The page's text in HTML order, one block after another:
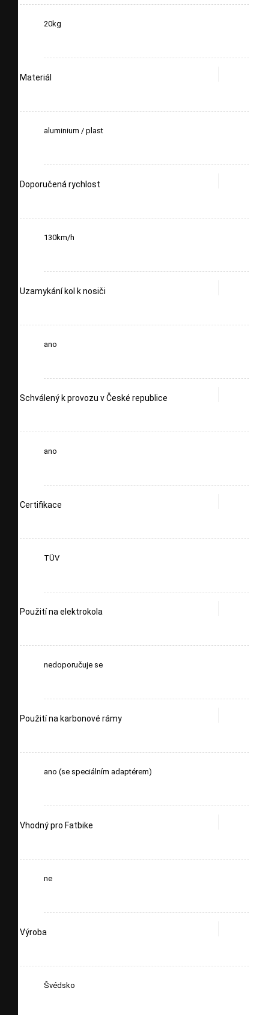
20kg
Materiál
aluminium / plast
Doporučená rychlost
130km/h
Uzamykání kol k nosiči
ano
Schválený k provozu v České republice
ano
Certifikace
TÜV
Použití na elektrokola
nedoporučuje se
Použití na karbonové rámy
ano (se speciálním adaptérem)
Vhodný pro Fatbike
ne
Výroba
Švédsko